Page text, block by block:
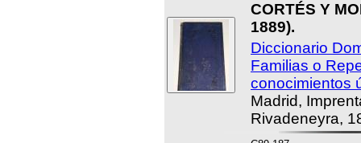
CORTÉS Y
1889).
Diccionario
Familias o
conocimientos
Madrid,
Rivadeneyra,